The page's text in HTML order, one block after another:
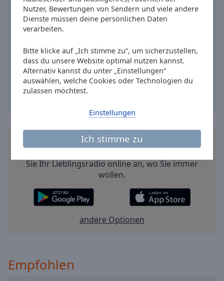
Nutzer, Bewertungen von Sendern und viele andere
Dienste müssen deine persönlichen Daten
verarbeiten.
Bitte klicke auf „Ich stimme zu“, um sicherzustellen,
dass du unsere Website optimal nutzen kannst.
Alternativ kannst du unter „Einstellungen“
auswählen, welche Cookies oder Technologien du
zulassen möchtest.
Ich stimme zu
Einstellungen
Background
Opacity
Dialog
End
Installieren Sie gratisGratisapp
Sie Ihr Lieblingsradio online an, wo Sie immer
wollen.
andere Optionen
Empfohlen